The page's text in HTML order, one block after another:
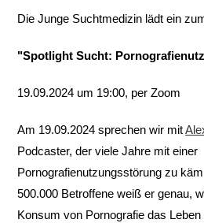
Die Junge Suchtmedizin lädt ein
"Spotlight Sucht:
19.09.2024 um 19:00, per Zoom
Am 19.09.2024 sprechen wir mit
Podcaster, der viele Jahre mit einer
Pornografienutzungsstörung zu
500.000 Betroffene weiß er genau,
Konsum von Pornografie das